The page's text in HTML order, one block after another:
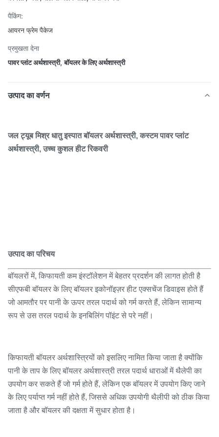
पैकिंग:
आयरन फ्रेम पैकेज
प्रमुखता देना
पावर प्लांट अर्थशास्त्री,बॉयलर के लिए अर्थशास्त्री
उत्पाद का वर्णन
जल ट्यूब मिश्र धातु इस्पात बॉयलर अर्थशास्त्री, कस्टम पावर प्लांट
अर्थशास्त्री, उच्च कुशल हीट रिकवरी
उत्पाद का परिचय
बॉयलरों में, किफायती कम इंस्टॉलेशन में बेहतर प्रदर्शन की लागत होती है
सीएफबी बॉयलर के लिए बॉयलर इकोनॉइज़र हीट एक्सचेंज डिवाइस होते हैं
जो आमतौर पर पानी के ऊपर तरल पदार्थ को गर्म करते हैं, लेकिन सामान्य
रूप से उस तरल पदार्थ के इनबिलिंग पॉइंट से परे नहीं।
किफायती बॉयलर अर्थशास्त्रियों को इसलिए नामित किया जाता है क्योंकि
पानी के ताप के लिए बॉयलर अर्थशास्त्री तरल पदार्थ धाराओं में थैलेपी का
उपयोग कर सकते हैं जो गर्म होते हैं, लेकिन एक बॉयलर में उपयोग किए जाने
के लिए पर्याप्त गर्म नहीं होते हैं, जिससे अधिक उपयोगी थैलीपी को ठीक किया
जाता है और बॉयलर की दक्षता में सुधार होता है।